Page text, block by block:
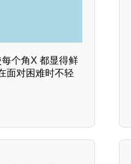
个角X 都显得鲜
面对困难时不轻